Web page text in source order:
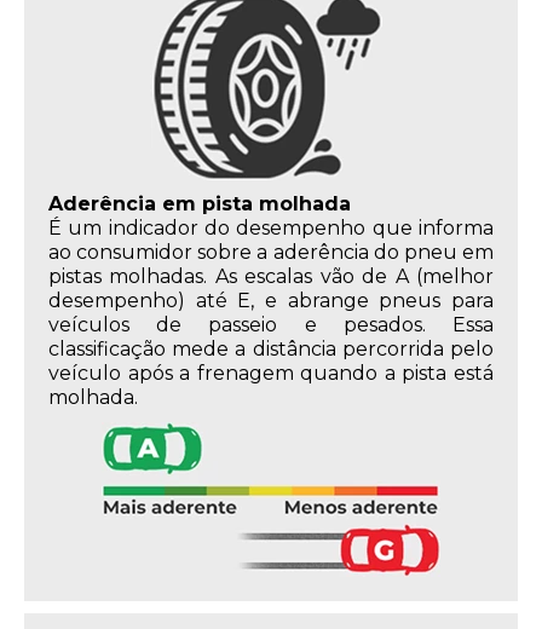
Aderência em pista molhada
É um indicador do desempenho que informa
ao consumidor sobre a aderência do pneu em
pistas molhadas. As escalas vão de A (melhor
desempenho) até E, e abrange pneus para
veículos de passeio e pesados. Essa
classificação mede a distância percorrida pelo
veículo após a frenagem quando a pista está
molhada.